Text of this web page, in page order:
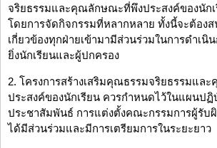
จริยธรรมและคุณลักษณะที่พึงประสงค์ของนักเ
โดยการจัดกิจกรรมที่หลากหลาย ทั้งนี้จะต้องส
เกี่ยวข้องทุกฝ่ายเข้ามามีส่วนร่วมในการดำเนิ
ยิ่งนักเรียนและผู้ปกครอง
2. โครงการสร้างเสริมคุณธรรมจริยธรรมแล
ประสงค์ของนักเรียน ควรกำหนดไว้ในแผนปฏิ
ประชาสัมพันธ์ การแต่งตั้งคณะกรรมการผู้รับ
ได้มีส่วนร่วมและมีการเตรียมการในระยะยาว